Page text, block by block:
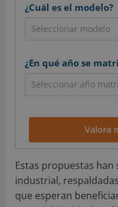
¿Cuál es el modelo?
¿En qué año se
Valora
Estas propuestas
industrial,
que esperan